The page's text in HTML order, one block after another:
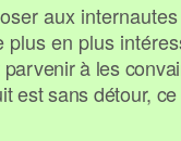
aux
plus en plus
parvenir à les
est sans détour,